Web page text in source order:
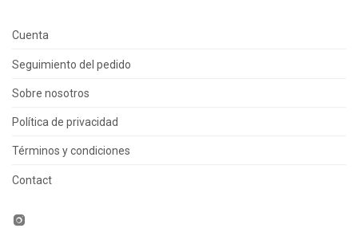
Cuenta
Seguimiento del pedido
Sobre nosotros
Política de privacidad
Términos y condiciones
Contact